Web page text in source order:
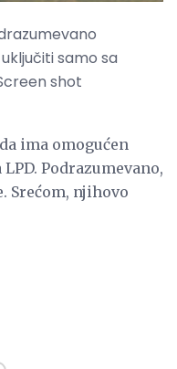
samo sa
shot
ima omogućen
Podrazumevano,
Srećom, njihovo